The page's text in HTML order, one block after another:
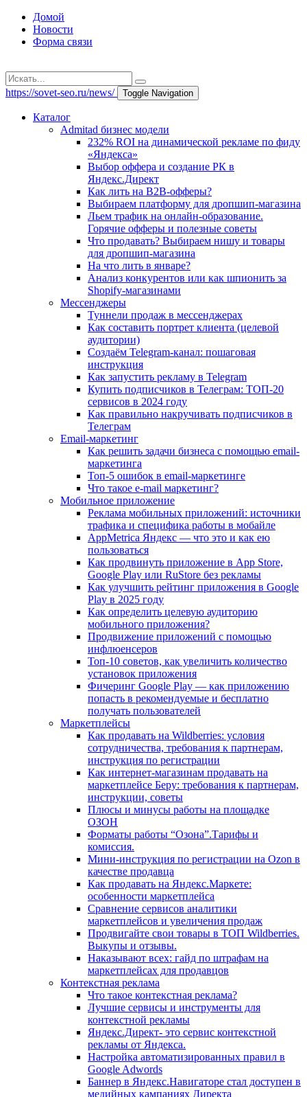
Домой
Новости
Форма связи
https://sovet-seo.ru/news/ Toggle Navigation
Каталог
Admitad бизнес модели
232% ROI на динамической рекламе по фиду
«Яндекса»
Выбор оффера и создание РК в
Яндекс.Директ
Как лить на B2B-офферы?
Выбираем платформу для дропшип-магазина
Льем трафик на онлайн-образование.
Горячие офферы и полезные советы
Что продавать? Выбираем нишу и товары
для дропшип-магазина
На что лить в январе?
Анализ конкурентов или как шпионить за
Shopify-магазинами
Мессенджеры
Туннели продаж в мессенджерах
Как составить портрет клиента (целевой
аудитории)
Создаём Telegram-канал: пошаговая
инструкция
Как запустить рекламу в Telegram
Купить подписчиков в Телеграм: ТОП-20
сервисов в 2024 году
Как правильно накручивать подписчиков в
Телеграм
Email-маркетинг
Как решить задачи бизнеса с помощью email-
маркетинга
Топ-5 ошибок в email-маркетинге
Что такое e-mail маркетинг?
Мобильное приложение
Реклама мобильных приложений: источники
трафика и специфика работы в мобайле
AppMetrica Яндекс — что это и как ею
пользоваться
Как продвинуть приложение в App Store,
Google Play или RuStore без рекламы
Как улучшить рейтинг приложения в Google
Play в 2025 году
Как определить целевую аудиторию
мобильного приложения?
Продвижение приложений с помощью
инфлюенсеров
Топ-10 советов, как увеличить количество
установок приложения
Фичеринг Google Play — как приложению
попасть в рекомендуемые и бесплатно
получать пользователей
Маркетплейсы
Как продавать на Wildberries: условия
сотрудничества, требования к партнерам,
инструкция по регистрации
Как интернет-магазинам продавать на
маркетплейсе Беру: требования к партнерам,
инструкции, советы
Плюсы и минусы работы на площадке
ОЗОН
Форматы работы “Озона”.Тарифы и
комиссия.
Мини-инструкция по регистрации на Ozon в
качестве продавца
Как продавать на Яндекс.Маркете:
особенности маркетплейса
Сравнение сервисов аналитики
маркетплейсов и увеличения продаж
Продвигайте свои товары в ТОП Wildberries.
Выкупы и отзывы.
Наказывают всех: гайд по штрафам на
маркетплейсах для продавцов
Контекстная реклама
Что такое контекстная реклама?
Лучшие сервисы и инструменты для
контекстной рекламы
Яндекс.Директ- это сервис контекстной
рекламы от Яндекса.
Настройка автоматизиpованных правил в
Google Adwords
Баннер в Яндекс.Навигаторе стал доступен в
медийных кампаниях Директа